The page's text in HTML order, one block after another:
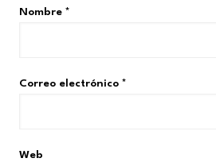
Nombre *
Correo electrónico *
Web